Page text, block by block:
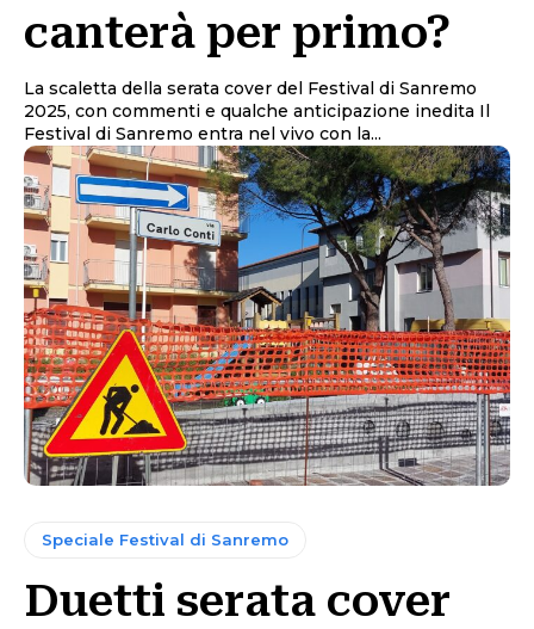
canterà per primo?
La scaletta della serata cover del Festival di Sanremo
2025, con commenti e qualche anticipazione inedita Il
Festival di Sanremo entra nel vivo con la...
Speciale Festival di Sanremo
Duetti serata cover